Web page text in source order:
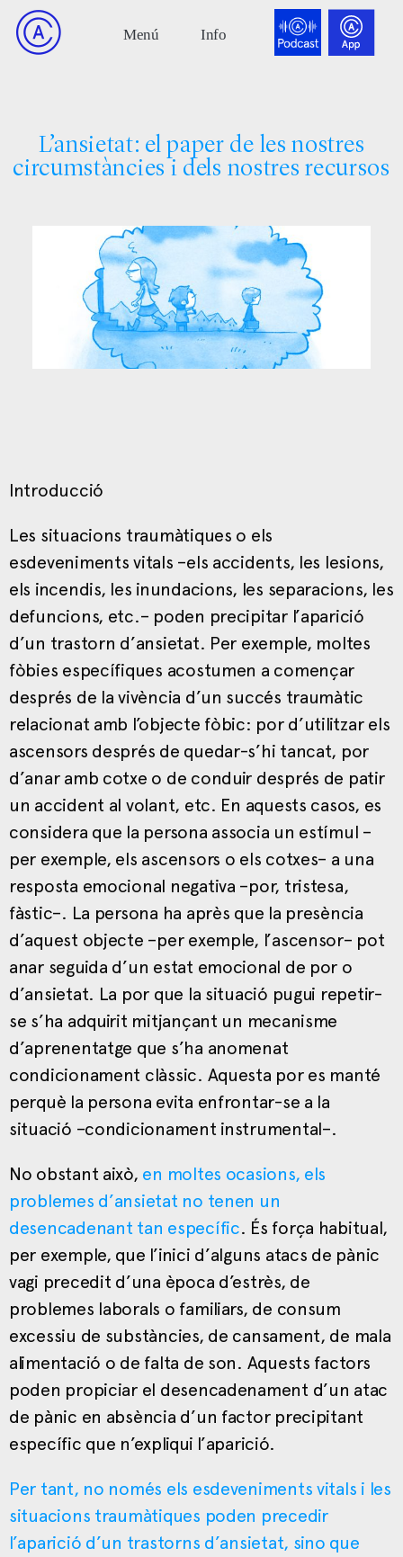
L’ansietat: el paper de les nostres
circumstàncies i dels nostres recursos
Introducció
Les situacions traumàtiques o els
esdeveniments vitals –els accidents, les lesions,
els incendis, les inundacions, les separacions, les
defuncions, etc.– poden precipitar l’aparició
d’un trastorn d’ansietat. Per exemple, moltes
fòbies específiques acostumen a començar
després de la vivència d’un succés traumàtic
relacionat amb l’objecte fòbic: por d’utilitzar els
ascensors després de quedar-s’hi tancat, por
d’anar amb cotxe o de conduir després de patir
un accident al volant, etc. En aquests casos, es
considera que la persona associa un estímul –
per exemple, els ascensors o els cotxes– a una
resposta emocional negativa –por, tristesa,
fàstic–. La persona ha après que la presència
d’aquest objecte –per exemple, l’ascensor– pot
anar seguida d’un estat emocional de por o
d’ansietat. La por que la situació pugui repetir-
se s’ha adquirit mitjançant un mecanisme
d’aprenentatge que s’ha anomenat
condicionament clàssic. Aquesta por es manté
perquè la persona evita enfrontar-se a la
situació –condicionament instrumental–.
No obstant això, en moltes ocasions, els
problemes d’ansietat no tenen un
desencadenant tan específic. És força habitual,
per exemple, que l’inici d’alguns atacs de pànic
vagi precedit d’una època d’estrès, de
problemes laborals o familiars, de consum
excessiu de substàncies, de cansament, de mala
alimentació o de falta de son. Aquests factors
poden propiciar el desencadenament d’un atac
de pànic en absència d’un factor precipitant
específic que n’expliqui l’aparició.
Per tant, no només els esdeveniments vitals i les
situacions traumàtiques poden precedir
l’aparició d’un trastorns d’ansietat, sino que